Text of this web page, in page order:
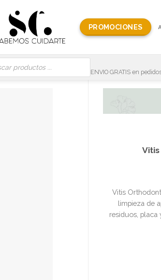
PROMOCIONES
ENVIO GRATIS en
Vitis
limpieza de
residuos, placa